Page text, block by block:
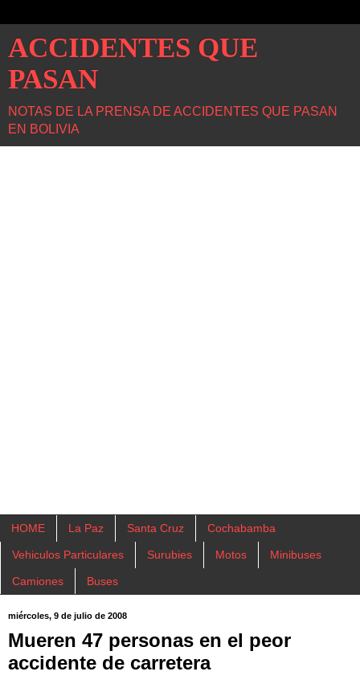
ACCIDENTES QUE
PASAN
NOTAS DE LA PRENSA DE ACCIDENTES QUE PASAN
EN BOLIVIA
HOME La Paz Santa Cruz Cochabamba
Vehiculos Particulares Surubies Motos Minibuses
Camiones Buses
miércoles, 9 de julio de 2008
Mueren 47 personas en el peor
accidente de carretera